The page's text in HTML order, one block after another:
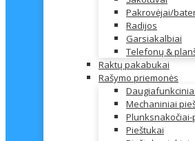
Pakrovėjai/
Radijos
Garsiakalbiai
Telefonų &
Raktų pakabukai
Rašymo priemonės
Mechaniniai
Pieštukai